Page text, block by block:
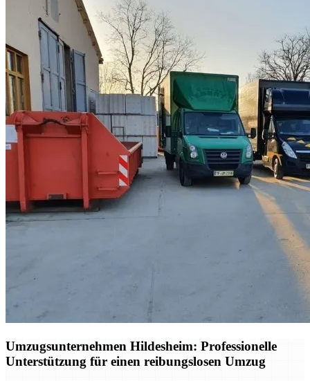
Umzugsunternehmen Hildesheim: Professionelle
Unterstützung für einen reibungslosen Umzug